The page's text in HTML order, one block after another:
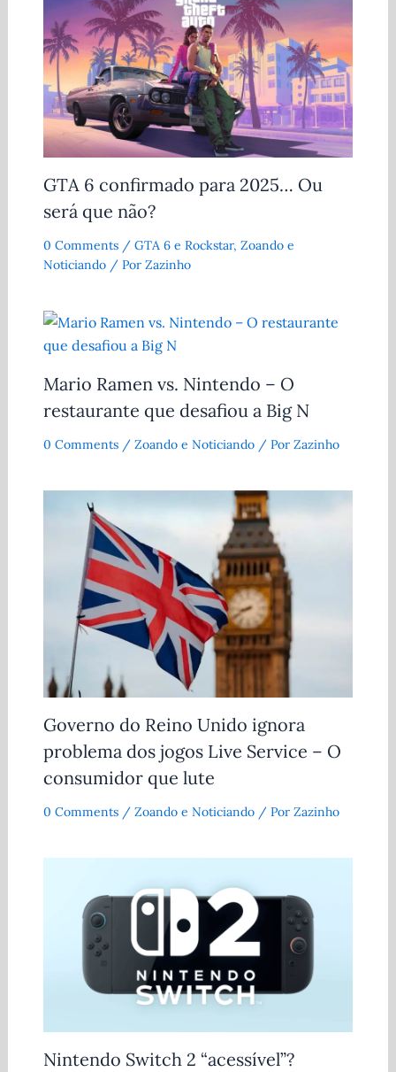
GTA 6 confirmado para 2025… Ou
será que não?
0 Comments / GTA 6 e Rockstar, Zoando e
Noticiando/ Por Zazinho
Mario Ramen vs. Nintendo – O
restaurante que desafiou a Big N
0 Comments / Zoando e Noticiando/ Por Zazinho
Governo do Reino Unido ignora
problema dos jogos Live Service – O
consumidor que lute
0 Comments / Zoando e Noticiando/ Por Zazinho
Nintendo Switch 2 “acessível”?